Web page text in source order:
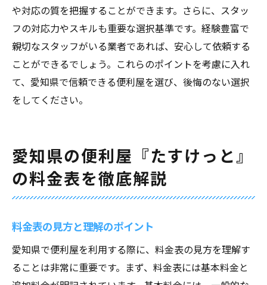
や対応の質を把握することができます。さらに、スタッ
フの対応力やスキルも重要な選択基準です。経験豊富で
親切なスタッフがいる業者であれば、安心して依頼する
ことができるでしょう。これらのポイントを考慮に入れ
て、愛知県で信頼できる便利屋を選び、後悔のない選択
をしてください。
愛知県の便利屋『たすけっと』
の料金表を徹底解説
料金表の見方と理解のポイント
愛知県で便利屋を利用する際に、料金表の見方を理解す
ることは非常に重要です。まず、料金表には基本料金と